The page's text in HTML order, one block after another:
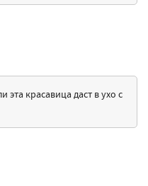
эта красавица даст в ухо с